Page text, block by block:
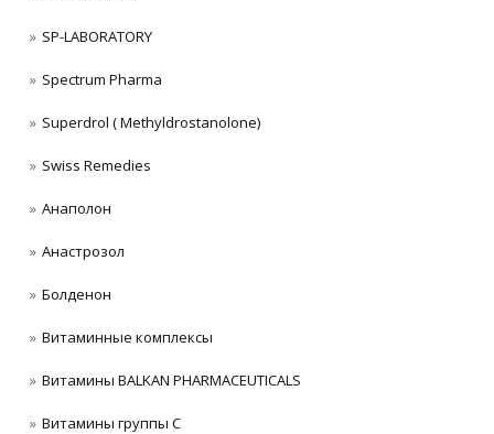
SP-LABORATORY
Spectrum Pharma
Superdrol ( Methyldrostanolone)
Swiss Remedies
Анаполон
Анастрозол
Болденон
Витаминные комплексы
Витамины BALKAN PHARMACEUTICALS
Витамины группы C